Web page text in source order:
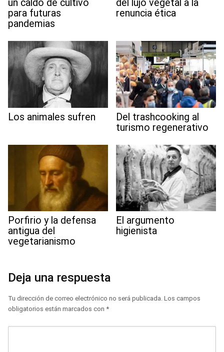
un caldo de cultivo
para futuras
pandemias
del lujo vegetal a la
renuncia ética
Los animales sufren
Del trashcooking al
turismo regenerativo
Porfirio y la defensa
antigua del
vegetarianismo
El argumento
higienista
Deja una respuesta
Tu dirección de correo electrónico no será publicada. Los campos
obligatorios están marcados con *